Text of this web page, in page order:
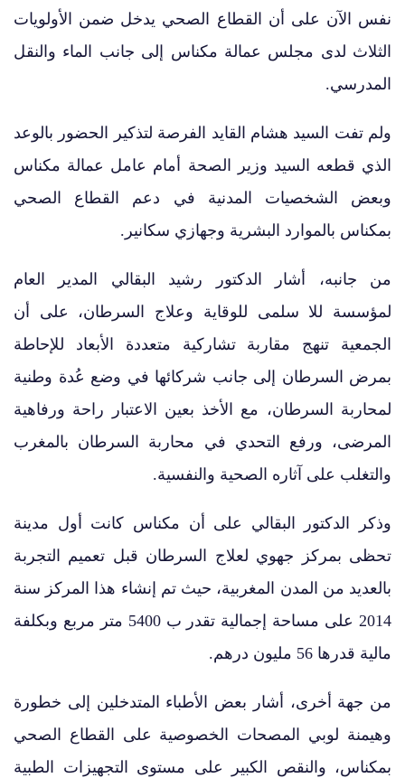
نفس الآن على أن القطاع الصحي يدخل ضمن الأولويات
الثلاث لدى مجلس عمالة مكناس إلى جانب الماء والنقل
المدرسي.
ولم تفت السيد هشام القايد الفرصة لتذكير الحضور بالوعد
الذي قطعه السيد وزير الصحة أمام عامل عمالة مكناس
وبعض الشخصيات المدنية في دعم القطاع الصحي
بمكناس بالموارد البشرية وجهازي سكانير.
من جانبه، أشار الدكتور رشيد البقالي المدير العام
لمؤسسة للا سلمى للوقاية وعلاج السرطان، على أن
الجمعية تنهج مقاربة تشاركية متعددة الأبعاد للإحاطة
بمرض السرطان إلى جانب شركائها في وضع عُدة وطنية
لمحاربة السرطان، مع الأخذ بعين الاعتبار راحة ورفاهية
المرضى، ورفع التحدي في محاربة السرطان بالمغرب
والتغلب على آثاره الصحية والنفسية.
وذكر الدكتور البقالي على أن مكناس كانت أول مدينة
تحظى بمركز جهوي لعلاج السرطان قبل تعميم التجربة
بالعديد من المدن المغربية، حيث تم إنشاء هذا المركز سنة
2014 على مساحة إجمالية تقدر ب 5400 متر مربع وبكلفة
مالية قدرها 56 مليون درهم.
من جهة أخرى، أشار بعض الأطباء المتدخلين إلى خطورة
وهيمنة لوبي المصحات الخصوصية على القطاع الصحي
بمكناس، والنقص الكبير على مستوى التجهيزات الطبية